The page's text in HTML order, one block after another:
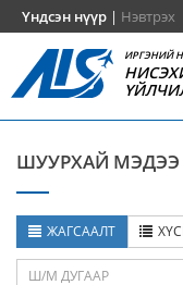
Үндсэн нүүр | Нэвтрэх
ИРГЭНИЙ
ШУУРХАЙ МЭДЭЭ
ЖАГСААЛТ